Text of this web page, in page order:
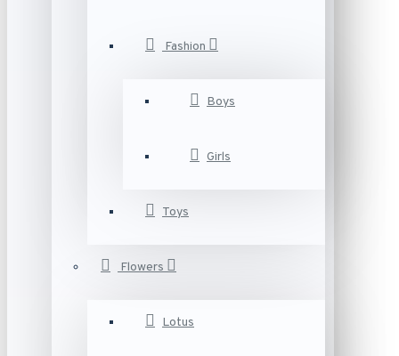
Fashion
Boys
Girls
Toys
Flowers
Lotus